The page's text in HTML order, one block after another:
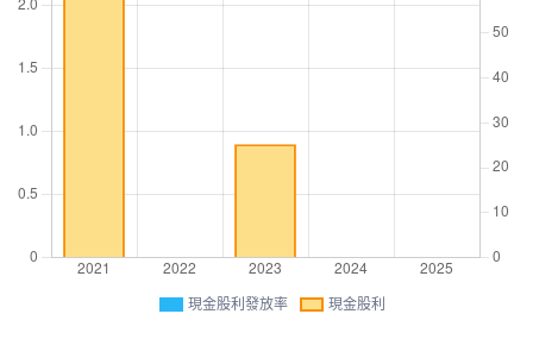
現金股利發放率 現金股利